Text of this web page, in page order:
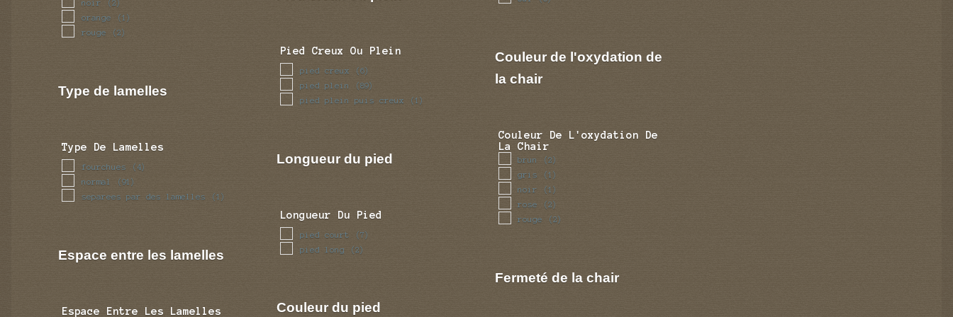
noir (2)
orange (1)
rouge (2)
Type de lamelles
Type De Lamelles
fourchues (4)
normal (91)
separees par des lamelles (1)
Espace entre les lamelles
Espace Entre Les Lamelles
Pied Creux Ou Plein
pied creux (6)
pied plein (89)
pied plein puis creux (1)
Longueur du pied
Longueur Du Pied
pied court (7)
pied long (2)
Couleur du pied
Couleur de l'oxydation de
la chair
Couleur De L'oxydation De
La Chair
brun (2)
gris (1)
noir (1)
rose (2)
rouge (2)
Fermeté de la chair